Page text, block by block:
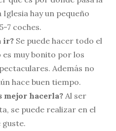
hay un pequeño
7 coches.
ir? Se puede hacer todo el
muy bonito por los
Además no
hace buen tiempo.
mejor hacerla? Al ser
se puede realizar en el
guste.